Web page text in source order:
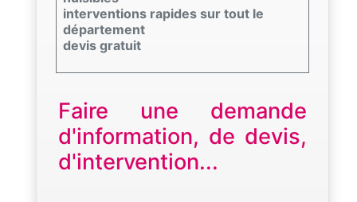
interventions rapides sur tout le
département
devis gratuit
Faire une demande
d'information, de devis,
d'intervention...